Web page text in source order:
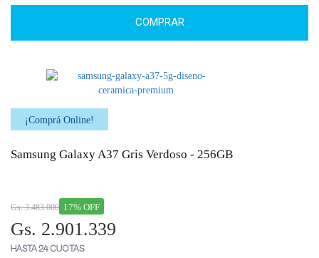
COMPRAR
¡Comprá Online!
Samsung Galaxy A37 Gris Verdoso - 256GB
17% OFF
Gs. 3.483.000
Gs. 2.901.339
HASTA 24 CUOTAS